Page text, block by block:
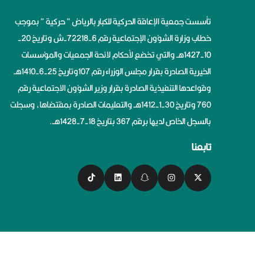
تأسست جمعية الإعاقة الحركية للكبار بالرياض ” حركية ” بموجب
خطاب وزارة الشؤون الإجتماعية رقم 6-72218-ش وتاريخ 20-
10-1427هــ والتي تخضع لأحكام لائحة الجمعيات والمؤسسات
الخيرية الصادرة بقرار مجلس الوزراء رقم 107وتاريخ 25-6-1410هــ
وقواعدها التنفيذية الصادرة بقرار وزير الشؤون الاجتماعية رقم
760 وتاريخ 30-1-1412هــ والتعليمات الصادرة بمقتضاها، وسجلت
بالسجل الخاص لديها برقم 367 بتاريخ 18-7-1428هــ.
تابعنا